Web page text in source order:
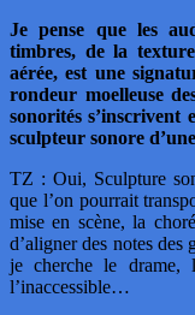
Je pense que les
timbres, de la
aérée, est une
rondeur moelleuse
sonorités
sculpteur sonore
TZ : Oui, Sculpture
que l’on pourrait
mise en scène, la
d’aligner des notes des
je cherche le drame,
l’inaccessible…